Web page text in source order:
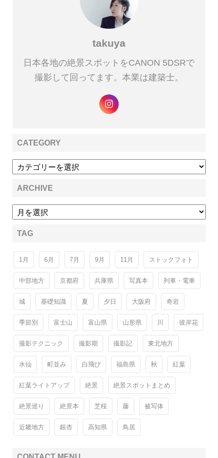
takuya
日本各地の絶景スポットをCANON 5DSRで
撮影して回ってます。本業は建築士。
CATEGORY
ARCHIVE
TAG
1月 6月 7月 9月 11月 ストックフォト
中部地方 京都府 兵庫県 写真本 列車・電車
城 基礎知識 夏 夕日 大阪府 奇岩
季節別 富士山 富山県 山形県 彼岸花
撮影テクニック 撮影期 撮影記 東北地方
水仙 町並み 白飛び 福島県 秋 紅葉
紅葉ライトアップ 絶景 絶景スポットまとめ
絶景巡り 絶景本 芝桜 藤 被写体
近畿地方 銀杏 高知県 鳥居